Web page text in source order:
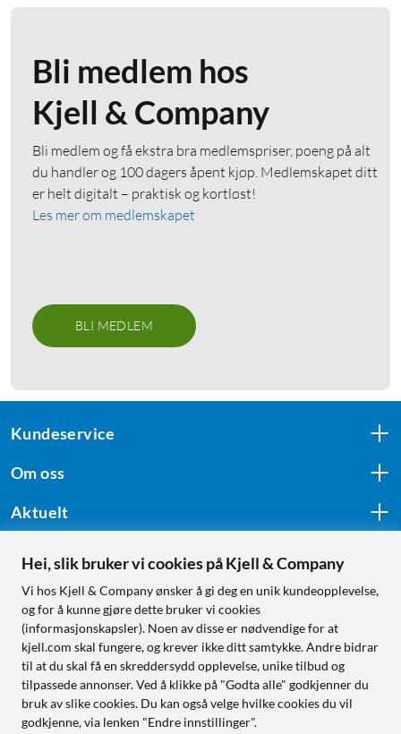
Bli medlem hos
Kjell & Company
Bli medlem og få ekstra bra medlemspriser, poeng på alt
du handler og 100 dagers åpent kjøp. Medlemskapet ditt
er helt digitalt – praktisk og kortløst!
Les mer om medlemskapet
BLI MEDLEM
Kundeservice
Om oss
Aktuelt
Følg oss
Handle fra:
Sverige
Norge
Hei, slik bruker vi cookies på Kjell & Company
Vi hos Kjell & Company ønsker å gi deg en unik kundeopplevelse,
og for å kunne gjøre dette bruker vi cookies
(informasjonskapsler). Noen av disse er nødvendige for at
kjell.com skal fungere, og krever ikke ditt samtykke. Andre bidrar
til at du skal få en skreddersydd opplevelse, unike tilbud og
tilpassede annonser. Ved å klikke på "Godta alle" godkjenner du
bruk av slike cookies. Du kan også velge hvilke cookies du vil
godkjenne, via lenken "Endre innstillinger".